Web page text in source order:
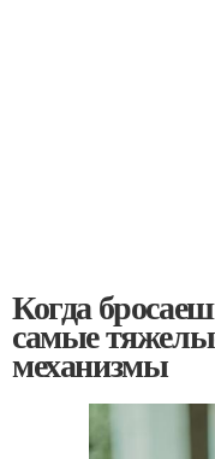
Когда
самые
механизмы